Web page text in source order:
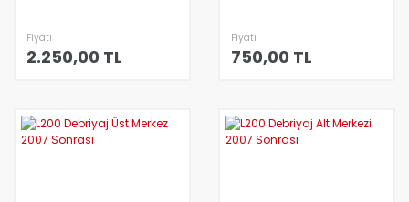
Fiyatı
2.250,00 TL
Fiyatı
750,00 TL